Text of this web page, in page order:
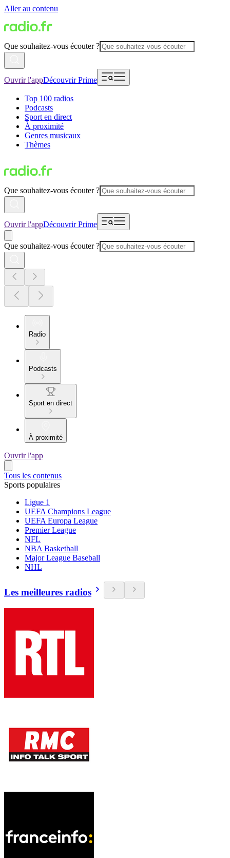
Aller au contenu
Que souhaitez-vous écouter ?
Ouvrir l'appDécouvrir Prime
Top 100 radios
Podcasts
Sport en direct
À proximité
Genres musicaux
Thèmes
Que souhaitez-vous écouter ?
Ouvrir l'appDécouvrir Prime
Que souhaitez-vous écouter ?
Radio
Podcasts
Sport en direct
À proximité
Ouvrir l'app
Tous les contenus
Sports populaires
Ligue 1
UEFA Champions League
UEFA Europa League
Premier League
NFL
NBA Basketball
Major League Baseball
NHL
Les meilleures radios